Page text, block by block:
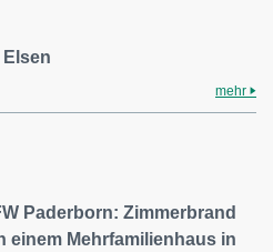
mehr
Paderborn: Zimmerbrand
einem Mehrfamilienhaus in